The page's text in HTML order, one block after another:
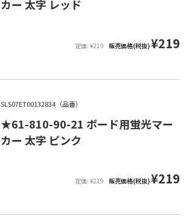
カー 太字 レッド
定価: ¥219 販売価格(税抜)¥219
SLS07ET00132834（品番）
★61-810-90-21 ボード用蛍光マー
カー 太字 ピンク
定価: ¥219 販売価格(税抜)¥219